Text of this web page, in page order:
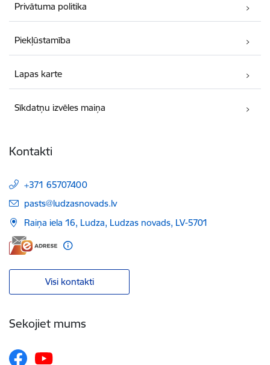
Privātuma politika
Piekļūstamība
Lapas karte
Sīkdatņu izvēles maiņa
Kontakti
+371 65707400
E-pasts:
pasts@ludzasnovads.lv
Raiņa iela 16, Ludza, Ludzas novads, LV-5701
Visi kontakti
Sekojiet mums